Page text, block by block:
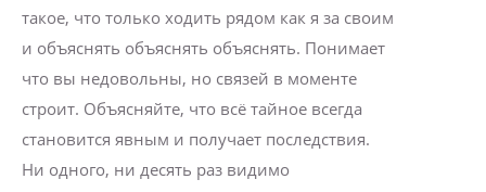
такое, что только ходить рядом как я за своим
и объяснять объяснять объяснять. Понимает
что вы недовольны, но связей в моменте
строит. Объясняйте, что всё тайное всегда
становится явным и получает последствия.
Ни одного, ни десять раз видимо